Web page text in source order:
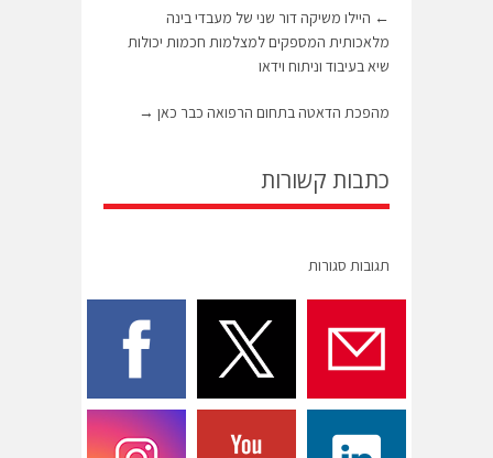
← היילו משיקה דור שני של מעבדי בינה
מלאכותית המספקים למצלמות חכמות יכולות
שיא בעיבוד וניתוח וידאו
מהפכת הדאטה בתחום הרפואה כבר כאן →
כתבות קשורות
תגובות סגורות